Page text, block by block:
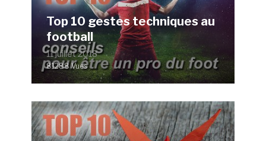
Top 10 gestes techniques au
football
11 juillet 2018
81288 Vues